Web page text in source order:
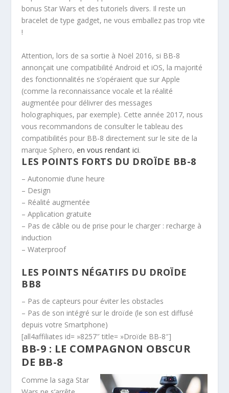
bonus Star Wars et des tutoriels divers. Il reste un
bracelet de type gadget, ne vous emballez pas trop vite
!
Attention, lors de sa sortie à Noël 2016, si BB-8
annonçait une compatibilité Android et iOS, la majorité
des fonctionnalités ne s’opéraient que sur Apple
(comme la reconnaissance vocale et la réalité
augmentée pour délivrer des messages
holographiques, par exemple). Cette année 2017, nous
vous recommandons de consulter le tableau des
compatibilités pour BB-8 directement sur le site de la
marque Sphero,en vous rendant ici.
LES POINTS FORTS DU DROÏDE BB-8
– Autonomie d’une heure
– Design
– Réalité augmentée
– Application gratuite
– Pas de câble ou de prise pour le charger : recharge à
induction
– Waterproof
LES POINTS NÉGATIFS DU DROÏDE
BB8
– Pas de capteurs pour éviter les obstacles
– Pas de son intégré sur le droïde (le son est diffusé
depuis votre Smartphone)
[all4affiliates id= »8257″ title= »Droïde BB-8″]
BB-9 : LE COMPAGNON OBSCUR
DE BB-8
Comme la saga Star